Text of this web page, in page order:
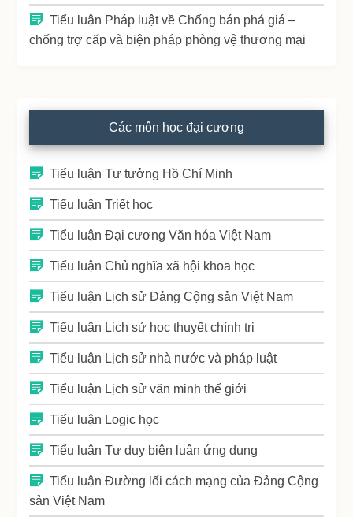
Tiểu luận Pháp luật về Chống bán phá giá –
chống trợ cấp và biện pháp phòng vệ thương mại
Các môn học đại cương
Tiểu luận Tư tưởng Hồ Chí Minh
Tiểu luận Triết học
Tiểu luận Đại cương Văn hóa Việt Nam
Tiểu luận Chủ nghĩa xã hội khoa học
Tiểu luận Lịch sử Đảng Cộng sản Việt Nam
Tiểu luận Lịch sử học thuyết chính trị
Tiểu luận Lịch sử nhà nước và pháp luật
Tiểu luận Lịch sử văn minh thế giới
Tiểu luận Logic học
Tiểu luận Tư duy biện luận ứng dụng
Tiểu luận Đường lối cách mạng của Đảng Cộng
sản Việt Nam